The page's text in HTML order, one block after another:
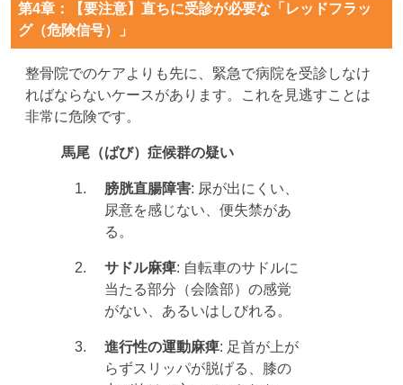
第4章：【要注意】直ちに受診が必要な「レッドフラッ
グ（危険信号）」
整骨院でのケアよりも先に、緊急で病院を受診しなけ
ればならないケースがあります。これを見逃すことは
非常に危険です。
馬尾（ばび）症候群の疑い
膀胱直腸障害: 尿が出にくい、
尿意を感じない、便失禁があ
る。
サドル麻痺: 自転車のサドルに
当たる部分（会陰部）の感覚
がない、あるいはしびれる。
進行性の運動麻痺: 足首が上が
らずスリッパが脱げる、膝の